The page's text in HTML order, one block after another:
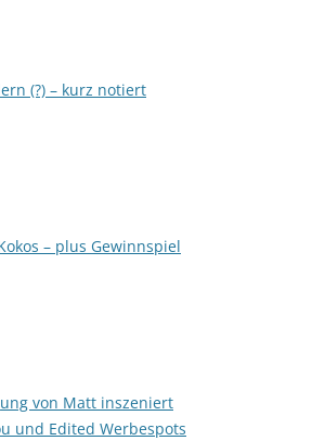
(?) – kurz notiert
– plus Gewinnspiel
von Matt inszeniert
und Edited Werbespots